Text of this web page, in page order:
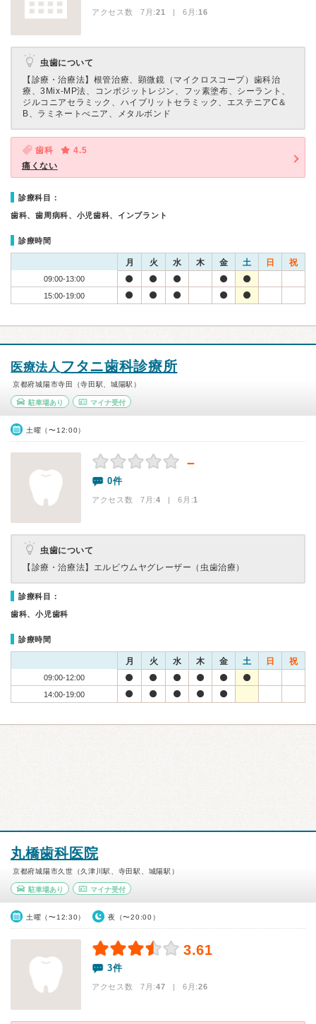
アクセス数 7月:21 | 6月:16
虫歯について
【診療・治療法】 根管治療、顕微鏡（マイクロスコープ）歯科治
療、3Mix-MP法、コンポジットレジン、フッ素塗布、シーラント、
ジルコニアセラミック、ハイブリットセラミック、エステニアC＆
B、ラミネートべニア、メタルボンド
歯科
4.5
痛くない
診療科目：
歯科、歯周病科、小児歯科、インプラント
診療時間
月 火 水 木 金 土 日 祝
09:00-13:00
15:00-19:00
医療法人 フタニ歯科診療所
京都府城陽市寺田（寺田駅、城陽駅）
駐車場あり マイナ受付
土曜（〜12:00）
－
0件
アクセス数 7月:4 | 6月:1
虫歯について
【診療・治療法】 エルビウムヤグレーザー（虫歯治療）
診療科目：
歯科、小児歯科
診療時間
月 火 水 木 金 土 日 祝
09:00-12:00
14:00-19:00
丸橋歯科医院
京都府城陽市久世（久津川駅、寺田駅、城陽駅）
駐車場あり マイナ受付
土曜（〜12:30） 夜（〜20:00）
3.61
3件
アクセス数 7月:47 | 6月:26